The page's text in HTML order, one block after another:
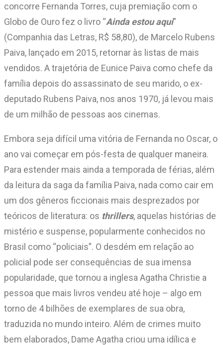
concorre Fernanda Torres, cuja premiação com o
Globo de Ouro fez o livro “Ainda estou aqui”
(Companhia das Letras, R$ 58,80), de Marcelo Rubens
Paiva, lançado em 2015, retornar às listas de mais
vendidos. A trajetória de Eunice Paiva como chefe da
família depois do assassinato de seu marido, o ex-
deputado Rubens Paiva, nos anos 1970, já levou mais
de um milhão de pessoas aos cinemas.
Embora seja difícil uma vitória de Fernanda no Oscar, o
ano vai começar em pós-festa de qualquer maneira.
Para estender mais ainda a temporada de férias, além
da leitura da saga da família Paiva, nada como cair em
um dos gêneros ficcionais mais desprezados por
teóricos de literatura: os thrillers, aquelas histórias de
mistério e suspense, popularmente conhecidos no
Brasil como “policiais”. O desdém em relação ao
policial pode ser consequências de sua imensa
popularidade, que tornou a inglesa Agatha Christie a
pessoa que mais livros vendeu até hoje – algo em
torno de 4 bilhões de exemplares de sua obra,
traduzida no mundo inteiro. Além de crimes muito
bem elaborados, Dame Agatha criou uma idílica e